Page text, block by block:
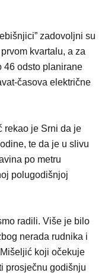
zadovoljni su
kvartalu, a za
46 odsto planirane
časova električne
rekao je Srni da je
te da je u slivu
po metru
polugodišnjoj
radili. Više je bilo
nerada rudnika i
koji očekuje
prosječnu godišnju